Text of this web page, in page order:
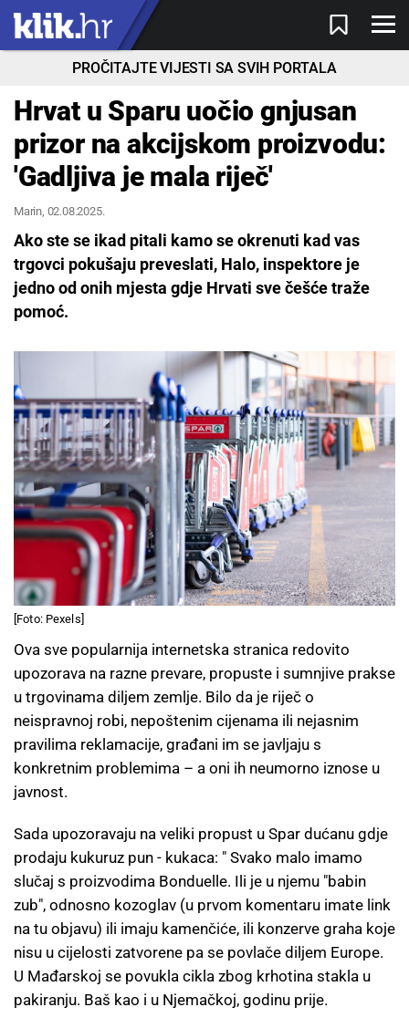
PROČITAJTE VIJESTI SA SVIH PORTALA
Hrvat u Sparu uočio gnjusan
prizor na akcijskom proizvodu:
'Gadljiva je mala riječ'
Marin, 02.08.2025.
Ako ste se ikad pitali kamo se okrenuti kad vas
trgovci pokušaju preveslati, Halo, inspektore je
jedno od onih mjesta gdje Hrvati sve češće traže
pomoć.
[Foto: Pexels]
Ova sve popularnija internetska stranica redovito
upozorava na razne prevare, propuste i sumnjive prakse
u trgovinama diljem zemlje. Bilo da je riječ o
neispravnoj robi, nepoštenim cijenama ili nejasnim
pravilima reklamacije, građani im se javljaju s
konkretnim problemima – a oni ih neumorno iznose u
javnost.
Sada upozoravaju na veliki propust u Spar dućanu gdje
prodaju kukuruz pun - kukaca: " Svako malo imamo
slučaj s proizvodima Bonduelle. Ili je u njemu "babin
zub", odnosno kozoglav (u prvom komentaru imate link
na tu objavu) ili imaju kamenčiće, ili konzerve graha koje
nisu u cijelosti zatvorene pa se povlače diljem Europe.
U Mađarskoj se povukla cikla zbog krhotina stakla u
pakiranju. Baš kao i u Njemačkoj, godinu prije.